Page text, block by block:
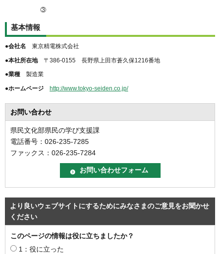
③
基本情報
●会社名 東京精電株式会社
●本社所在地〒386-0155 長野県上田市蒼久保1216番地
●業種 製造業
●ホームページ http://www.tokyo-seiden.co.jp/
お問い合わせ
県民文化部県民の学び支援課
電話番号：026-235-7285
ファックス：026-235-7284
より良いウェブサイトにするためにみなさまのご意見をお聞かせ
ください
このページの情報は役に立ちましたか？
1：役に立った